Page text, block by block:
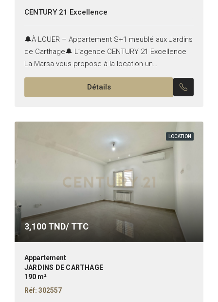
CENTURY 21 Excellence
🔔À LOUER – Appartement S+1 meublé aux Jardins
de Carthage🔔 L’agence CENTURY 21 Excellence
La Marsa vous propose à la location un
appartement S+1 meublé, situé aux 📍Jardins de
Carthage. ✨Composition :...
Détails
LOCATION
3,100 TND/ TTC
Appartement
JARDINS DE CARTHAGE
190 m²
Réf: 302557